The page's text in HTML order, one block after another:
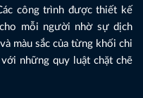
công trình được thiết kế
mỗi người nhờ sự dịch
màu sắc của từng khối chi
những quy luật chặt chẽ